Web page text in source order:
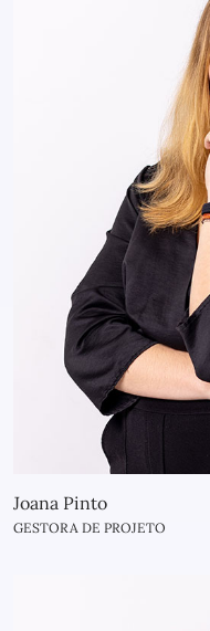
Joana Pinto
GESTORA DE PROJETO